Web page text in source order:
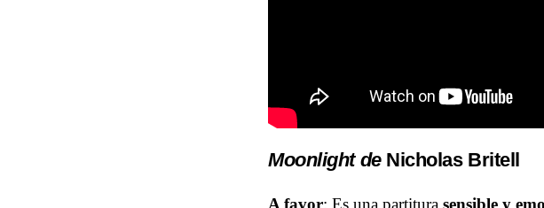
Moonlight de Nicholas Britell
A favor: Es una partitura sensible y